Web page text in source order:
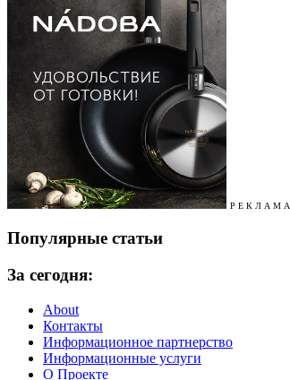
Р Е К Л А М А
Популярные статьи
За сегодня:
About
Контакты
Информационное партнерство
Информационные услуги
О Проекте